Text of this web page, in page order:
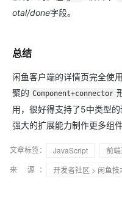
otal/done字段。
总结
闲鱼客户端的详情页完全使
聚的 Component+connector
用，很好得支持了5中类型
强大的扩展能力制作更多组
文章标签： JavaScript
前
来 源：
开发者社区 > 闲鱼技